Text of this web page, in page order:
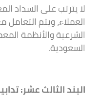
لا يترتب على السداد
العملاء، ويتم
الشرعية والأنظمة
السعودية.
البند الثالث عشر: